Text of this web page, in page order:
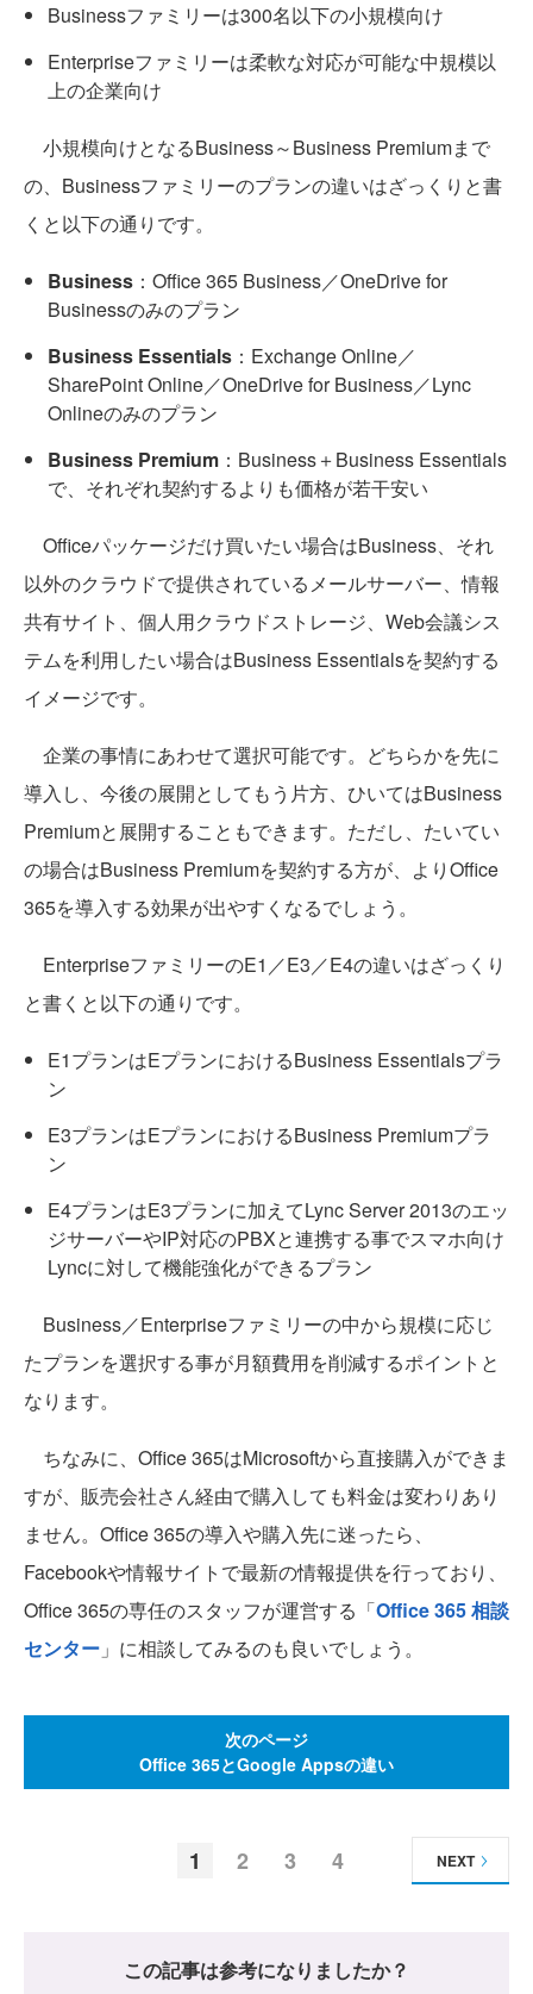
Businessファミリーは300名以下の小規模向け
Enterpriseファミリーは柔軟な対応が可能な中規模以
上の企業向け
小規模向けとなるBusiness～Business Premiumまで
の、Businessファミリーのプランの違いはざっくりと書
くと以下の通りです。
Business ：Office 365 Business／OneDrive for
Businessのみのプラン
Business Essentials ：Exchange Online／
SharePoint Online／OneDrive for Business／Lync
Onlineのみのプラン
Business Premium ：Business＋Business Essentials
で、それぞれ契約するよりも価格が若干安い
Officeパッケージだけ買いたい場合はBusiness、それ
以外のクラウドで提供されているメールサーバー、情報
共有サイト、個人用クラウドストレージ、Web会議シス
テムを利用したい場合はBusiness Essentialsを契約する
イメージです。
企業の事情にあわせて選択可能です。どちらかを先に
導入し、今後の展開としてもう片方、ひいてはBusiness
Premiumと展開することもできます。ただし、たいてい
の場合はBusiness Premiumを契約する方が、よりOffice
365を導入する効果が出やすくなるでしょう。
EnterpriseファミリーのE1／E3／E4の違いはざっくり
と書くと以下の通りです。
E1プランはEプランにおけるBusiness Essentialsプラ
ン
E3プランはEプランにおけるBusiness Premiumプラ
ン
E4プランはE3プランに加えてLync Server 2013のエッ
ジサーバーやIP対応のPBXと連携する事でスマホ向け
Lyncに対して機能強化ができるプラン
Business／Enterpriseファミリーの中から規模に応じ
たプランを選択する事が月額費用を削減するポイントと
なります。
ちなみに、Office 365はMicrosoftから直接購入ができま
すが、販売会社さん経由で購入しても料金は変わりあり
ません。Office 365の導入や購入先に迷ったら、
Facebookや情報サイトで最新の情報提供を行っており、
Office 365の専任のスタッフが運営する「Office 365 相談
センター 」に相談してみるのも良いでしょう。
次のページ
Office 365とGoogle Appsの違い
1 2 3 4 NEXT
この記事は参考になりましたか？